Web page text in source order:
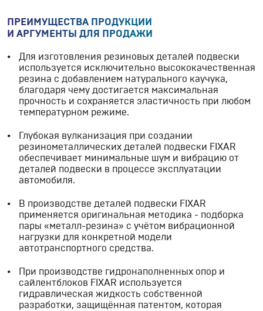
ПРЕИМУЩЕСТВА ПРОДУКЦИИ
И АРГУМЕНТЫ ДЛЯ ПРОДАЖИ
Для изготовления резиновых деталей подвески
используется исключительно высококачественная
резина с добавлением натурального каучука,
благодаря чему достигается максимальная
прочность и сохраняется эластичность при любом
температурном режиме.
Глубокая вулканизация при создании
резинометаллических деталей подвески FIXAR
обеспечивает минимальные шум и вибрацию от
деталей подвески в процессе эксплуатации
автомобиля.
В производстве деталей подвески FIXAR
применяется оригинальная методика - подборка
пары «металл-резина» с учётом вибрационной
нагрузки для конкретной модели
автотранспортного средства.
При производстве гидронаполненных опор и
сайлентблоков FIXAR используется
гидравлическая жидкость собственной
разработки, защищённая патентом, которая